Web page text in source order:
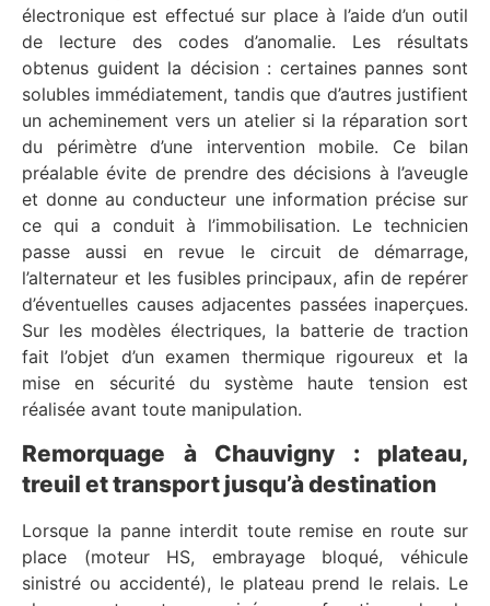
électronique est effectué sur place à l’aide d’un outil
de lecture des codes d’anomalie. Les résultats
obtenus guident la décision : certaines pannes sont
solubles immédiatement, tandis que d’autres justifient
un acheminement vers un atelier si la réparation sort
du périmètre d’une intervention mobile. Ce bilan
préalable évite de prendre des décisions à l’aveugle
et donne au conducteur une information précise sur
ce qui a conduit à l’immobilisation. Le technicien
passe aussi en revue le circuit de démarrage,
l’alternateur et les fusibles principaux, afin de repérer
d’éventuelles causes adjacentes passées inaperçues.
Sur les modèles électriques, la batterie de traction
fait l’objet d’un examen thermique rigoureux et la
mise en sécurité du système haute tension est
réalisée avant toute manipulation.
Remorquage à Chauvigny : plateau,
treuil et transport jusqu’à destination
Lorsque la panne interdit toute remise en route sur
place (moteur HS, embrayage bloqué, véhicule
sinistré ou accidenté), le plateau prend le relais. Le